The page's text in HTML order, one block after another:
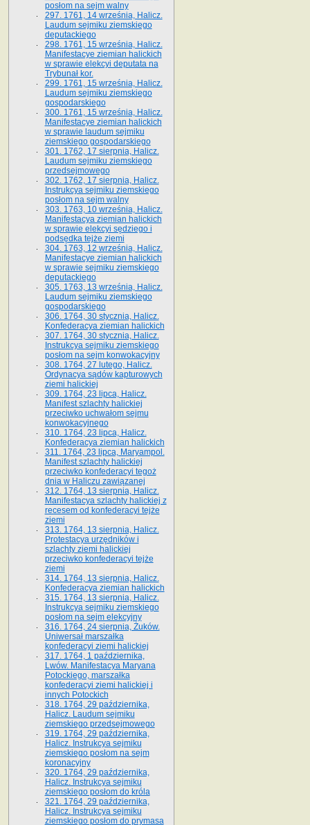
posłom na sejm walny
297. 1761, 14 września, Halicz.
Laudum sejmiku ziemskiego
deputackiego
298. 1761, 15 września, Halicz.
Manifestacye ziemian halickich
w sprawie elekcyi deputata na
Trybunał kor.
299. 1761, 15 września, Halicz.
Laudum sejmiku ziemskiego
gospodarskiego
300. 1761, 15 września, Halicz.
Manifestacye ziemian halickich
w sprawie laudum sejmiku
ziemskiego gospodarskiego
301. 1762, 17 sierpnia, Halicz.
Laudum sejmiku ziemskiego
przedsejmowego
302. 1762, 17 sierpnia, Halicz.
Instrukcya sejmiku ziemskiego
posłom na sejm walny
303. 1763, 10 września, Halicz.
Manifestacya ziemian halickich
w sprawie elekcyi sędziego i
podsędka tejże ziemi
304. 1763, 12 września, Halicz.
Manifestacye ziemian halickich
w sprawie sejmiku ziemskiego
deputackiego
305. 1763, 13 września, Halicz.
Laudum sejmiku ziemskiego
gospodarskiego
306. 1764, 30 stycznia, Halicz.
Konfederacya ziemian halickich
307. 1764, 30 stycznia, Halicz.
Instrukcya sejmiku ziemskiego
posłom na sejm konwokacyjny
308. 1764, 27 lutego, Halicz.
Ordynacya sądów kapturowych
ziemi halickiej
309. 1764, 23 lipca, Halicz.
Manifest szlachty halickiej
przeciwko uchwałom sejmu
konwokacyjnego
310. 1764, 23 lipca, Halicz.
Konfederacya ziemian halickich
311. 1764, 23 lipca, Maryampol.
Manifest szlachty halickiej
przeciwko konfederacyi tegoż
dnia w Haliczu zawiązanej
312. 1764, 13 sierpnia, Halicz.
Manifestacya szlachty halickiej z
recesem od konfederacyi tejże
ziemi
313. 1764, 13 sierpnia, Halicz.
Protestacya urzędników i
szlachty ziemi halickiej
przeciwko konfederacyi tejże
ziemi
314. 1764, 13 sierpnia, Halicz.
Konfederacya ziemian halickich
315. 1764, 13 sierpnia, Halicz.
Instrukcya sejmiku ziemskiego
posłom na sejm elekcyjny
316. 1764, 24 sierpnia, Żuków.
Uniwersał marszałka
konfederacyi ziemi halickiej
317. 1764, 1 października,
Lwów. Manifestacya Maryana
Potockiego, marszałka
konfederacyi ziemi halickiej i
innych Potockich
318. 1764, 29 października,
Halicz. Laudum sejmiku
ziemskiego przedsejmowego
319. 1764, 29 października,
Halicz. Instrukcya sejmiku
ziemskiego posłom na sejm
koronacyjny
320. 1764, 29 października,
Halicz. Instrukcya sejmiku
ziemskiego posłom do króla
321. 1764, 29 października,
Halicz. Instrukcya sejmiku
ziemskiego posłom do prymasa